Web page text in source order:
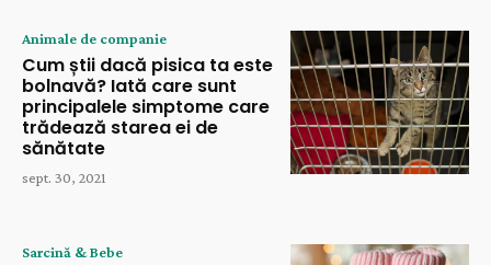
Animale de companie
Cum știi dacă pisica ta este
bolnavă? Iată care sunt
principalele simptome care
trădează starea ei de
sănătate
sept. 30, 2021
Sarcină & Bebe